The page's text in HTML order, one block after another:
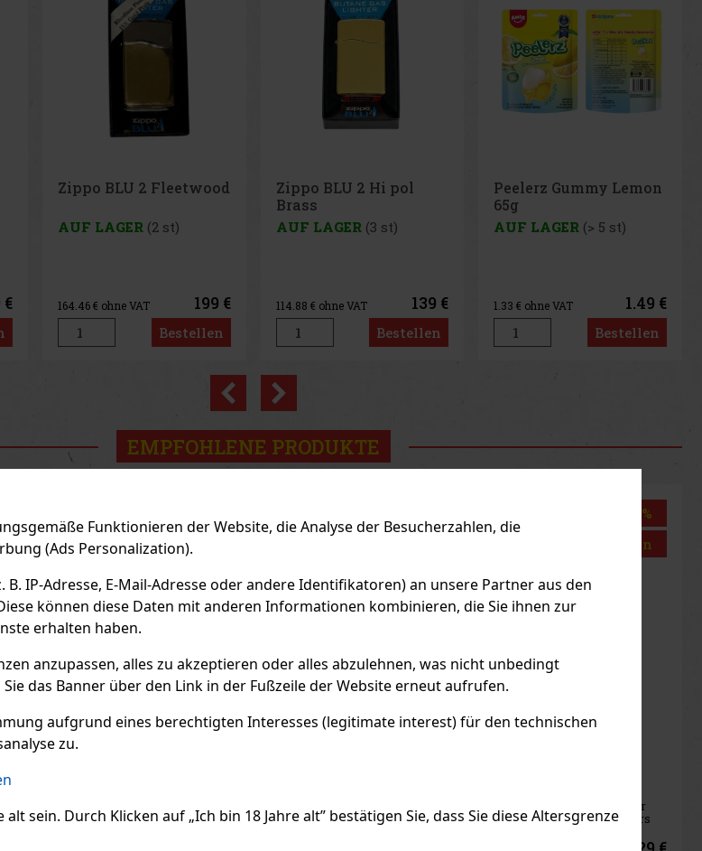
Funktionieren der Website, die Analyse der Besucherzahlen, die
(Ads Personalization).
IP-Adresse, E-Mail-Adresse oder andere Identifikatoren) an unsere Partner aus den
können diese Daten mit anderen Informationen kombinieren, die Sie ihnen zur
erhalten haben.
anzupassen, alles zu akzeptieren oder alles abzulehnen, was nicht unbedingt
das Banner über den Link in der Fußzeile der Website erneut aufrufen.
aufgrund eines berechtigten Interesses (legitimate interest) für den technischen
zu.
sein. Durch Klicken auf „Ich bin 18 Jahre alt” bestätigen Sie, dass Sie diese Altersgrenze
€
Zippo BLU 2 Hi pol
AUF LAGER(3 st)
114.88€ ohne VAT 139 €
Bestellen
Peelerz Gummy Lemon
65g
AUF LAGER(> 5 st)
1.33€ ohne VAT 1.49 €
Bestellen
Peelerz Gummy White
Peach 65g
AUF LAGER (> 5 st)
1.33€ ohne VAT 1.49 €
Bestellen
Previous
EMPFOHLENE PRODUKTE
Aktion
ORBIT Spearmint
Dragees Dose 64 g
erfrischendem Spearmint-
Airwaves Extreme
alle, die sich eine besonders
Rabatt: 43%
Aktion
Airwaves Cassis
zuckerfreie Kaugummis, die
den intensiven Geschmack